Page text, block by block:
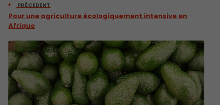
PRÉCEDENT
Pour une agriculture écologiquement intensive en
Afrique